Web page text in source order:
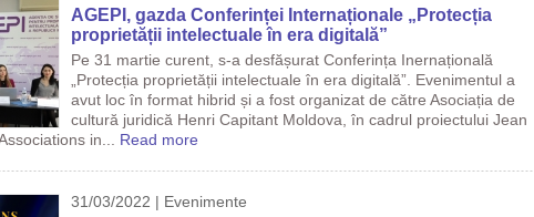
AGEPI, gazda Conferinței Internaționale „Protecția
proprietății intelectuale în era digitală”
Pe 31 martie curent, s-a desfășurat Conferința Inernațională
„Protecția proprietății intelectuale în era digitală”. Evenimentul a
avut loc în format hibrid și a fost organizat de către Asociația de
cultură juridică Henri Capitant Moldova, în cadrul proiectului Jean
in... Read more
31/03/2022 | Evenimente